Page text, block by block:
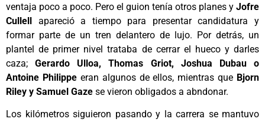
ventaja poco a poco. Pero el guion tenía otros planes y Jofre
Cullell apareció a tiempo para presentar candidatura y
formar parte de un tren delantero de lujo. Por detrás, un
plantel de primer nivel trataba de cerrar el hueco y darles
caza;Gerardo Ulloa, Thomas Griot, Joshua Dubau o
Antoine Philippeeran algunos de ellos, mientras que Bjorn
Riley y Samuel Gaze se vieron obligados a abndonar.
Los kilómetros siguieron pasando y la carrera se mantuvo